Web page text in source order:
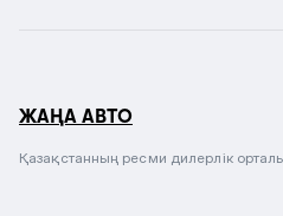
ЖАҢА АВТО
Қазақстанның ресми дилерлік